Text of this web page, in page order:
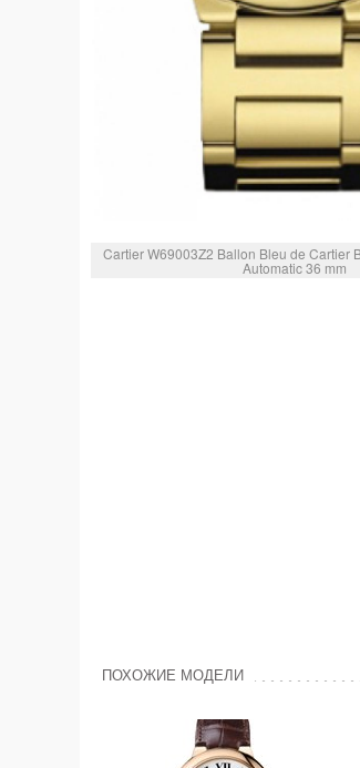
Cartier W69003Z2 Ballon Bleu de Cartier
Automatic 36 mm
ПОХОЖИЕ МОДЕЛИ